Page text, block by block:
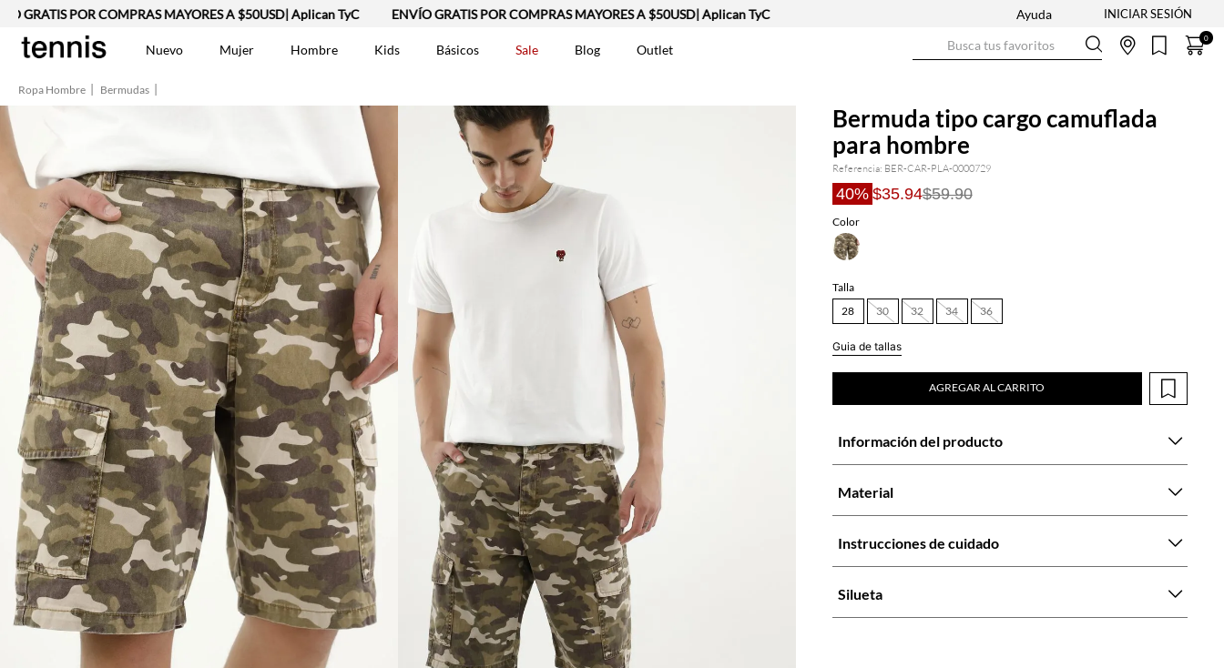
POR COMPRAS MAYORES A $50USD| Aplican TyC ENVÍO GRATIS POR COMPRAS MAYORES A $50USD| Aplican TyC Ayuda
Nuevo Mujer Hombre Kids Básicos Sale Blog Outlet
0
Ropa Hombre Bermudas
Bermuda tipo cargo camuflada
para hombre
Referencia: BER-CAR-PLA-0000729
40% $35.94$59.90
Color
Talla
28
30 32 34 36
Guia de tallas
AGREGAR AL CARRITO
Información del producto
Material
Instrucciones de cuidado
Silueta
4. Camisetas
5. Jean Hombre
6 . Bermuda
7. Vestido
8. Tshirt-Negro-Tsh-Ent-0007699
9 Camisetas Mujer
10 Polo